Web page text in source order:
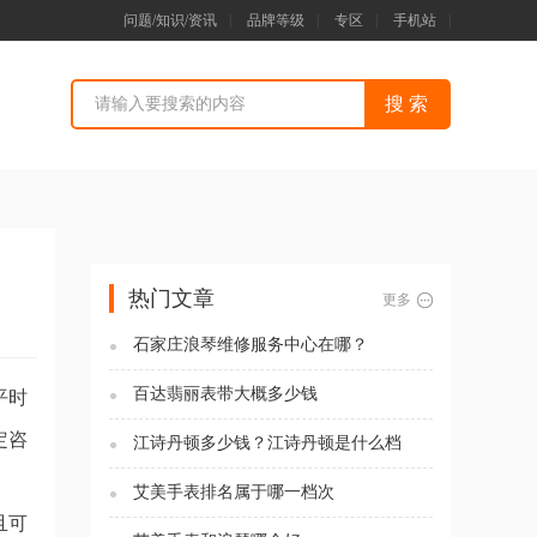
问题/知识/资讯 品牌等级 专区 手机站
时
咨
可
热门文章 更多
石家庄浪琴维修服务中心在哪？
百达翡丽表带大概多少钱
江诗丹顿多少钱？江诗丹顿是什么档
次？
艾美手表排名属于哪一档次